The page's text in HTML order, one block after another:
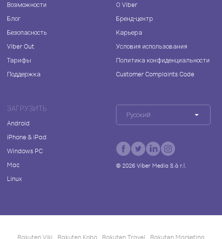
Возможности
Блог
Безопасность
Viber Out
Тарифы
Поддержка
О Viber
Бренд-центр
Карьера
Условия использования
Политика конфиденциальности
Customer Complaints Code
ЗАГРУЗИТЬ
Android
iPhone & iPad
Windows PC
Mac
Linux
Русский
© 2026Viber Media S.à r.l.
Rakuten Viki Rakuten Kobo Rakuten Travel Rakuten Marketing